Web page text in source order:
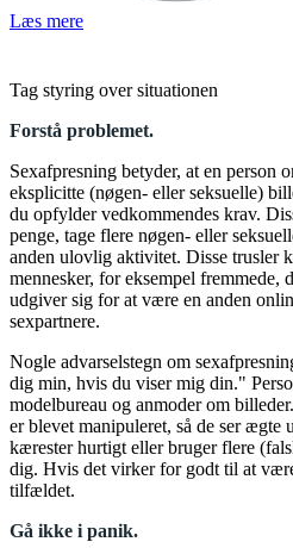
Læs mere
Tag styring over situationen
Forstå problemet.
Sexafpresning betyder, at en person
eksplicitte (nøgen- eller seksuelle)
du opfylder vedkommendes krav.
penge, tage flere nøgen- eller
anden ulovlig aktivitet. Disse trusler
mennesker, for eksempel fremmede,
udgiver sig for at være en anden
sexpartnere.
Nogle advarselstegn om
dig min, hvis du viser mig din."
modelbureau og anmoder om
er blevet manipuleret, så de ser ægte
kærester hurtigt eller bruger flere
dig. Hvis det virker for godt til at
tilfældet.
Gå ikke i panik.